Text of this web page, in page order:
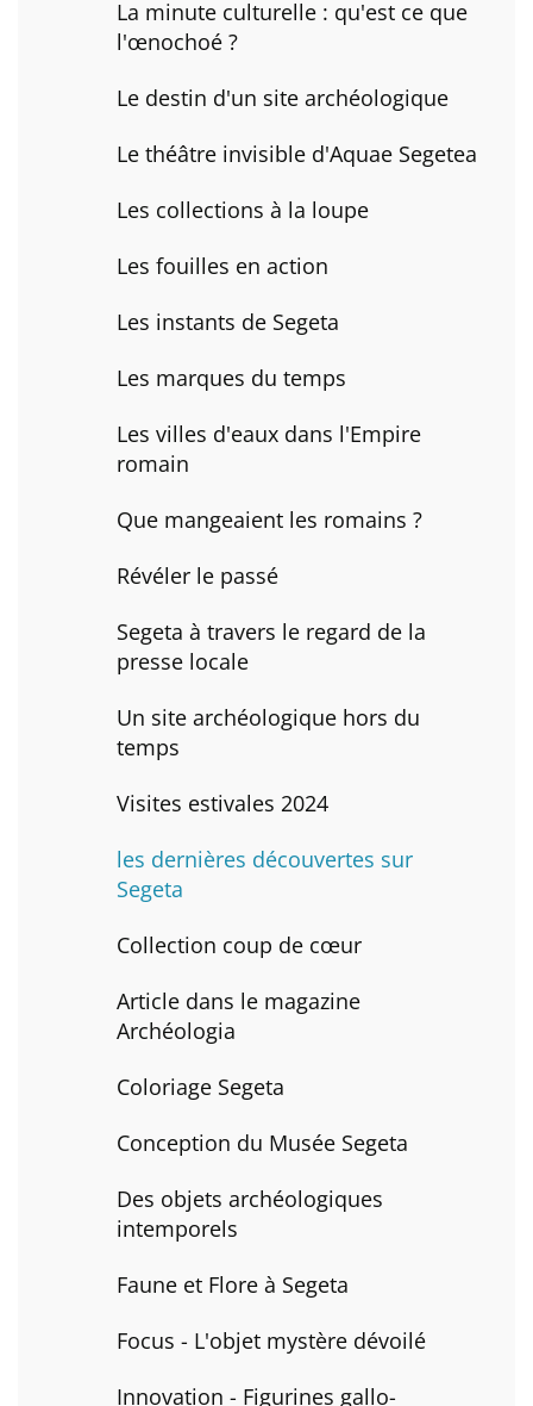
La minute culturelle : qu'est ce que
l'œnochoé ?
Le destin d'un site archéologique
Le théâtre invisible d'Aquae Segetea
Les collections à la loupe
Les fouilles en action
Les instants de Segeta
Les marques du temps
Les villes d'eaux dans l'Empire
romain
Que mangeaient les romains ?
Révéler le passé
Segeta à travers le regard de la
presse locale
Un site archéologique hors du
temps
Visites estivales 2024
les dernières découvertes sur
Segeta
Collection coup de cœur
Article dans le magazine
Archéologia
Coloriage Segeta
Conception du Musée Segeta
Des objets archéologiques
intemporels
Faune et Flore à Segeta
Focus - L'objet mystère dévoilé
Innovation - Figurines gallo-